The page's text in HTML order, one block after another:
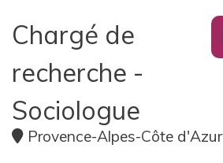
Chargé de
recherche -
Sociologue
Provence-Alpes-Côte d'Azur